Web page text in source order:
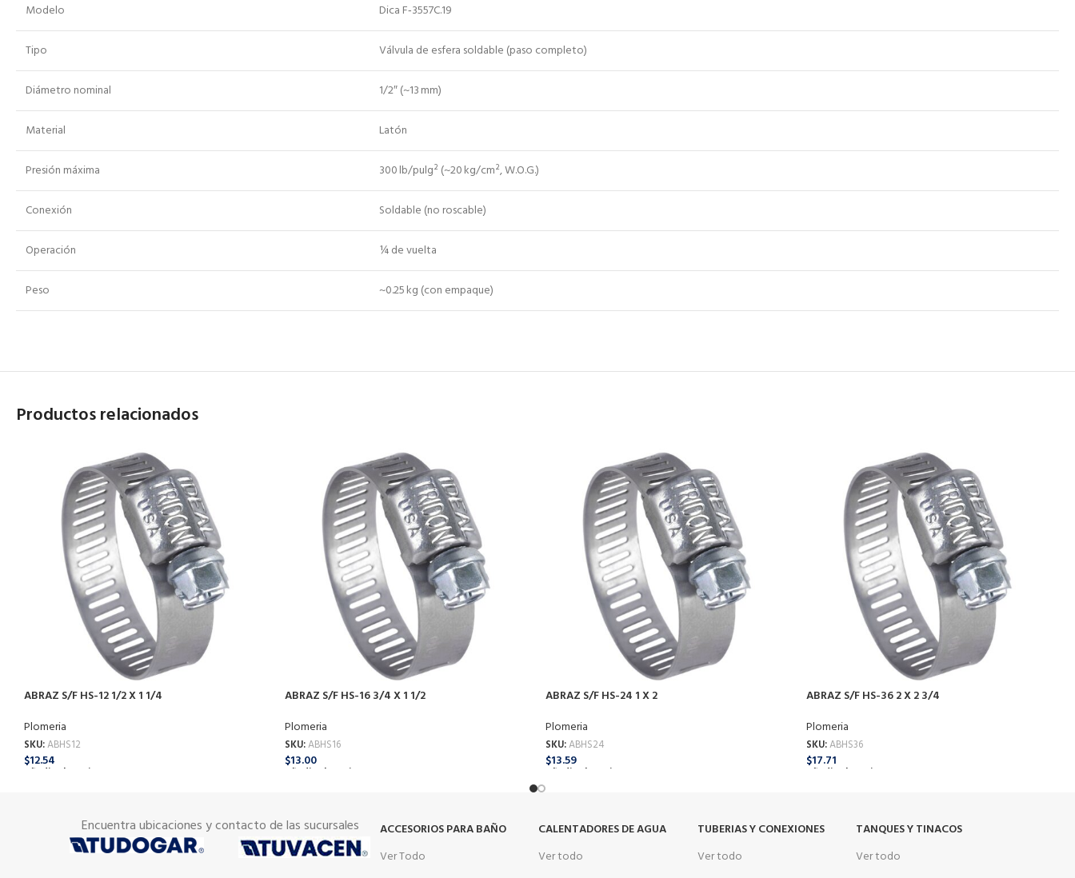
Modelo Dica F‑3557C.19
Tipo Válvula de esfera soldable (paso completo)
Diámetro nominal 1/2″ (~13 mm)
Material Latón
Presión máxima 300 lb/pulg² (~20 kg/cm², W.O.G.)
Conexión Soldable (no roscable)
Operación ¼ de vuelta
Peso ~0.25 kg (con empaque)
Productos relacionados
ABRAZ S/F HS-12 1/2 X 1 1/4
Plomeria
SKU:ABHS12
$12.54
Añadir Al Carrito
ABRAZ S/F HS-16 3/4 X 1 1/2
Plomeria
SKU:ABHS16
$13.00
Añadir Al Carrito
ABRAZ S/F HS-24 1 X 2
Plomeria
SKU:ABHS24
$13.59
Añadir Al Carrito
ABRAZ S/F HS-36 2 X 2 3/4
Plomeria
SKU:ABHS36
$17.71
Añadir Al Carrito
Encuentra ubicaciones y contacto de las sucursales
ACCESORIOS PARA BAÑO
Ver Todo
CALENTADORES DE AGUA
Ver todo
TUBERIAS Y CONEXIONES
Ver todo
TANQUES Y TINACOS
Ver todo